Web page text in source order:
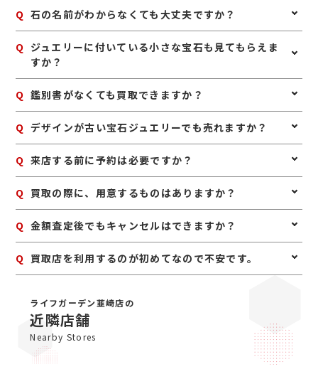
「ライフガーデンにらさき」が見えます。 《お車でお越
しの場合》 中央自動車道「韮崎インターチェンジ」より
韮崎市街方面へ（山梨県道27号韮崎昇仙峡線をJR韮崎
駅方面へ走行）車で10分。
ず、購入時に近い状態でお持ちいただくと安心です。
A はい、査定可能です。ルビー、サファイア、エメラルド
Q 石の名前がわからなくても大丈夫ですか？
A はい、大丈夫です。ご自身で宝石の種類がわからなくて
も問題ありません。お持ち込みいただければ、確認しな
がら査定いたします。
Q ジュエリーに付いている小さな宝石も見てもらえま
すか？
A はい、ジュエリー全体として査定いたします。中央の石
Q 鑑別書がなくても買取できますか？
A はい、鑑別書がなくても査定は可能です。鑑別書がある
Q デザインが古い宝石ジュエリーでも売れますか？
A はい、古いデザインでも宝石や素材に価値があれば査定
Q 来店する前に予約は必要ですか？
A 予約は必要ありませんのでいつでもお越しいただけます
すとスムーズにご案内できます。
Q 買取の際に、用意するものはありますか？
A はい。身分証明書(運転免許証、マイナンバーカード、
Q 金額査定後でもキャンセルはできますか？
A お値段にご満足いただけない場合は、もちろんキャンセ
Q 買取店を利用するのが初めてなので不安です。
がとうございます。ジュエルカフェは女性スタッフが中
心で、丁寧な接客・明るいお店・手数料完全無料の手軽
さで多くのお客様にご利用いただいています。ぜひ安心
してお越しくださいませ。
ライフガーデン韮崎店の
近隣店舗
Nearby Stores